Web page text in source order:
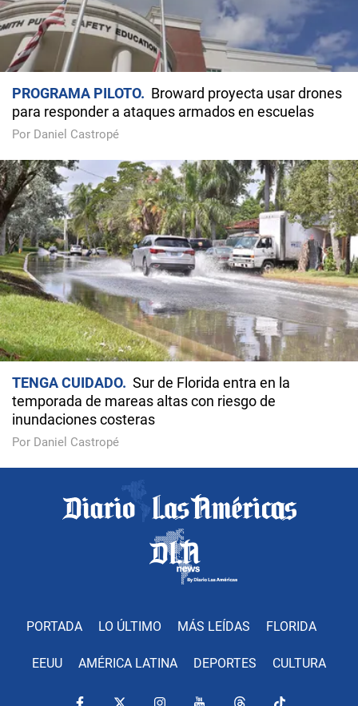
PROGRAMA PILOTO
Broward proyecta usar drones
para responder a ataques armados en escuelas
Por Daniel Castropé
TENGA CUIDADO
Sur de Florida entra en la
temporada de mareas altas con riesgo de
inundaciones costeras
Por Daniel Castropé
PORTADA LO ÚLTIMO MÁS LEÍDAS FLORIDA
EEUU AMÉRICA LATINA DEPORTES CULTURA